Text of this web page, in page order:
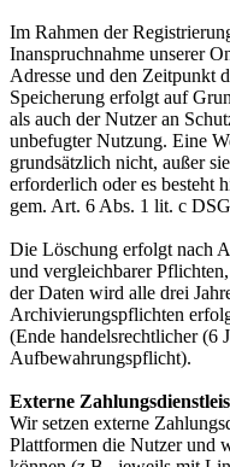
Im Rahmen der
Inanspruchnahme unserer
Adresse und den Zeitpunkt
Speicherung erfolgt auf
als auch der Nutzer an
unbefugter Nutzung. Eine
grundsätzlich nicht, außer
erforderlich oder es besteht
gem. Art. 6 Abs. 1 lit. c
Die Löschung erfolgt nach
und vergleichbarer
der Daten wird alle drei
Archivierungspflichten
(Ende handelsrechtlicher (6
Aufbewahrungspflicht).
Externe
Wir setzen externe
Plattformen die Nutzer und